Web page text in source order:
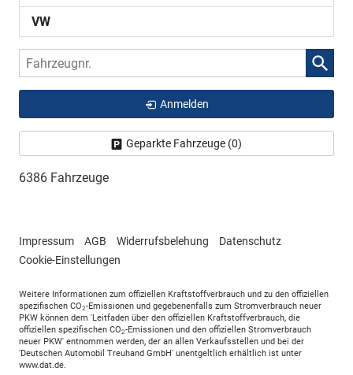
VW
Fahrzeugnr.
Anmelden
Geparkte Fahrzeuge (0)
6386 Fahrzeuge
Impressum AGB Widerrufsbelehung
Datenschutz
Cookie-Einstellungen
Weitere Informationen zum offiziellen Kraftstoffverbrauch und zu den offiziellen
spezifischen CO2-Emissionen und gegebenenfalls zum Stromverbrauch neuer
PKW können dem 'Leitfaden über den offiziellen Kraftstoffverbrauch, die
offiziellen spezifischen CO2-Emissionen und den offiziellen Stromverbrauch
neuer PKW' entnommen werden, der an allen Verkaufsstellen und bei der
'Deutschen Automobil Treuhand GmbH' unentgeltlich erhältlich ist unter
www.dat.de.